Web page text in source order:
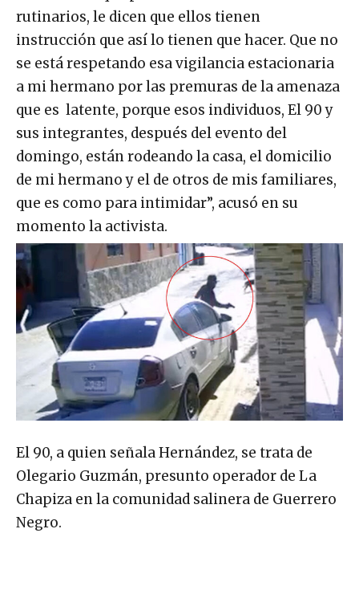
rutinarios, le dicen que ellos tienen
instrucción que así lo tienen que hacer. Que no
se está respetando esa vigilancia estacionaria
a mi hermano por las premuras de la amenaza
que es latente, porque esos individuos, El 90 y
sus integrantes, después del evento del
domingo, están rodeando la casa, el domicilio
de mi hermano y el de otros de mis familiares,
que es como para intimidar”, acusó en su
momento la activista.
El 90, a quien señala Hernández, se trata de
Olegario Guzmán, presunto operador de La
Chapiza en la comunidad salinera de Guerrero
Negro.